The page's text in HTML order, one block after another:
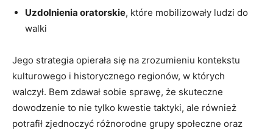
Uzdolnienia oratorskie, które mobilizowały ludzi do
walki
Jego strategia opierała się na zrozumieniu kontekstu
kulturowego‌ i historycznego regionów, w których
walczył. Bem zdawał ⁣sobie sprawę, że skuteczne
dowodzenie to nie tylko kwestie taktyki, ⁢ale również
potrafił zjednoczyć różnorodne grupy społeczne oraz⁣